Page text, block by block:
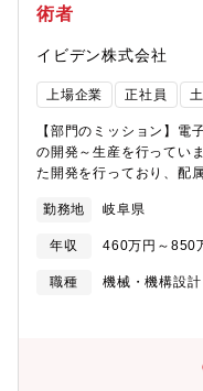
術者
イビデン株式会社
上場企業 正社員
【部門のミッション】電
の開発～生産を行ってい
た開発を行っており、配
容】パッケージ基板の多
平坦化することで高い実
製品の平坦化要求値達成
次世代平坦化技術の要素
技術部（247名） 要素技
す。・デバイスメーカー
ロセスの技術を社内に持
勤務地 岐阜県
年収 460万円～850
職種
機械・機構設計